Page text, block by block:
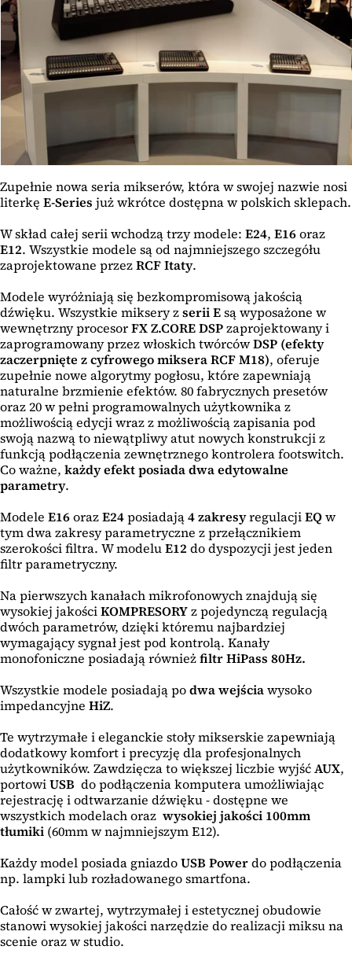
Zupełnie nowa seria mikserów, która w swojej nazwie nosi
literkę E-Series już wkrótce dostępna w polskich sklepach.
W skład całej serii wchodzą trzy modele: E24, E16oraz
E12. Wszystkie modele są od najmniejszego szczegółu
zaprojektowane przezRCF Itaty.
Modele wyróżniają się bezkompromisową jakością
dźwięku. Wszystkie miksery zserii Esą wyposażone w
wewnętrzny procesorFX Z.COREDSPzaprojektowany i
zaprogramowany przez włoskich twórcówDSP (efekty
zaczerpnięte z cyfrowego miksera RCF M18), oferuje
zupełnie nowe algorytmy pogłosu, które zapewniają
naturalne brzmienie efektów. 80 fabrycznych presetów
oraz 20 w pełni programowalnych użytkownika z
możliwością edycji wraz z możliwością zapisania pod
swoją nazwą to niewątpliwy atut nowych konstrukcji z
funkcją podłączenia zewnętrznego kontrolera footswitch.
Co ważne, każdy efekt posiada dwa edytowalne
parametry.
Modele E16orazE24posiadają4 zakresyregulacjiEQw
tym dwa zakresy parametryczne z przełącznikiem
szerokości filtra. W modeluE12 do dyspozycji jest jeden
filtr parametryczny.
Na pierwszych kanałach mikrofonowych znajdują się
wysokiej jakościKOMPRESORYz pojedynczą regulacją
dwóch parametrów, dzięki któremu najbardziej
wymagający sygnał jest pod kontrolą. Kanały
monofoniczne posiadają równieżfiltr HiPass 80Hz.
Wszystkie modele posiadają podwa wejściawysoko
impedancyjne HiZ.
Te wytrzymałe i eleganckie stoły mikserskie zapewniają
dodatkowy komfort i precyzję dla profesjonalnych
użytkowników. Zawdzięcza to większej liczbie wyjśćAUX,
portowiUSB do podłączenia komputera umożliwiając
rejestrację i odtwarzanie dźwięku - dostępne we
wszystkich modelach oraz wysokiej jakości 100mm
tłumiki (60mm w najmniejszym E12).
Każdy model posiada gniazdoUSB Powerdo podłączenia
np. lampki lub rozładowanego smartfona.
Całość w zwartej, wytrzymałej i estetycznej obudowie
stanowi wysokiej jakości narzędzie do realizacji miksu na
scenie oraz w studio.